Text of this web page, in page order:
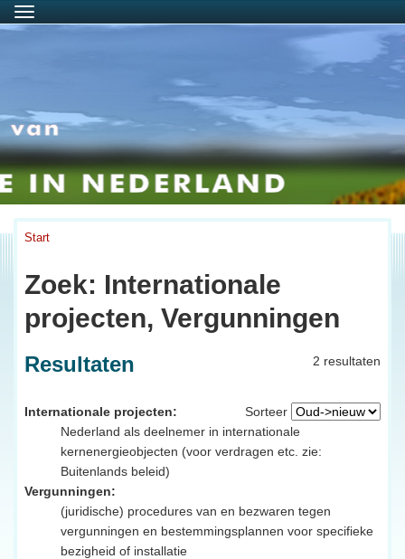
Menu
Start
Zoek: Internationale
projecten, Vergunningen
2 resultaten
Resultaten
Sorteer
Internationale projecten:
Nederland als deelnemer in internationale
kernenergieobjecten (voor verdragen etc. zie:
Buitenlands beleid)
Vergunningen:
(juridische) procedures van en bezwaren tegen
vergunningen en bestemmingsplannen voor specifieke
bezigheid of installatie